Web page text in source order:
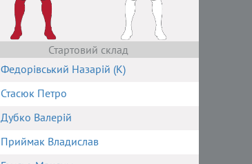
Стартовий склад
Федорівський Назарій (К)
Стасюк Петро
Дубко Валерій
Приймак Владислав